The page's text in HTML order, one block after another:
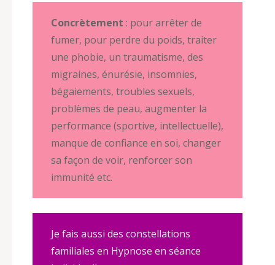
Concrètement : pour arrêter de
fumer, pour perdre du poids, traiter
une phobie, un traumatisme, des
migraines, énurésie, insomnies,
bégaiements, troubles sexuels,
problèmes de peau, augmenter la
performance (sportive, intellectuelle),
manque de confiance en soi, changer
sa façon de voir, renforcer son
immunité etc.
Je fais aussi des constellations
familiales en Hypnose en séance